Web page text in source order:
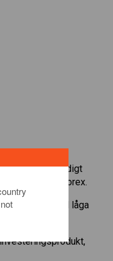
del av en ständigt
trading av forex.
Index
med låga